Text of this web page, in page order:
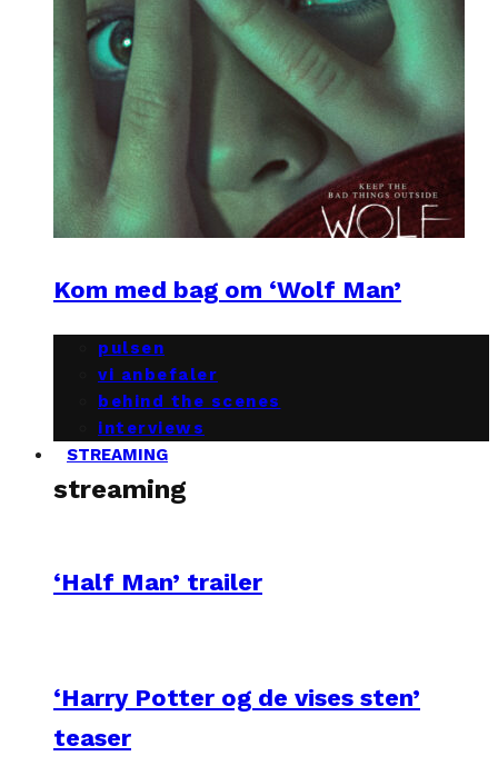
Kom med bag om ‘Wolf Man’
pulsen
vi anbefaler
behind the scenes
interviews
STREAMING
streaming
‘Half Man’ trailer
‘Harry Potter og de vises sten’
teaser